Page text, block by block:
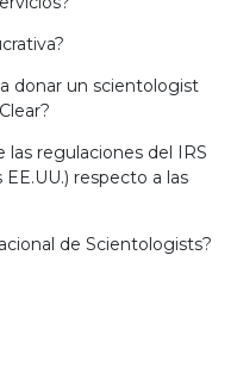
donar un scientologist
las regulaciones del IRS
respecto a las
de Scientologists?